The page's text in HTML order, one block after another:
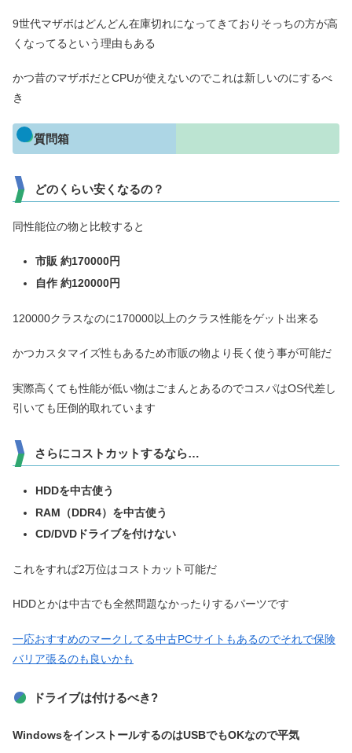
9世代マザボはどんどん在庫切れになってきておりそっちの方が高
くなってるという理由もある
かつ昔のマザボだとCPUが使えないのでこれは新しいのにするべ
き
質問箱
どのくらい安くなるの？
同性能位の物と比較すると
市販 約170000円
自作 約120000円
120000クラスなのに170000以上のクラス性能をゲット出来る
かつカスタマイズ性もあるため市販の物より長く使う事が可能だ
実際高くても性能が低い物はごまんとあるのでコスパはOS代差し
引いても圧倒的取れています
さらにコストカットするなら…
HDDを中古使う
RAM（DDR4）を中古使う
CD/DVDドライブを付けない
これをすれば2万位はコストカット可能だ
HDDとかは中古でも全然問題なかったりするパーツです
一応おすすめのマークしてる中古PCサイトもあるのでそれで保険
バリア張るのも良いかも
ドライブは付けるべき?
WindowsをインストールするのはUSBでもOKなので平気